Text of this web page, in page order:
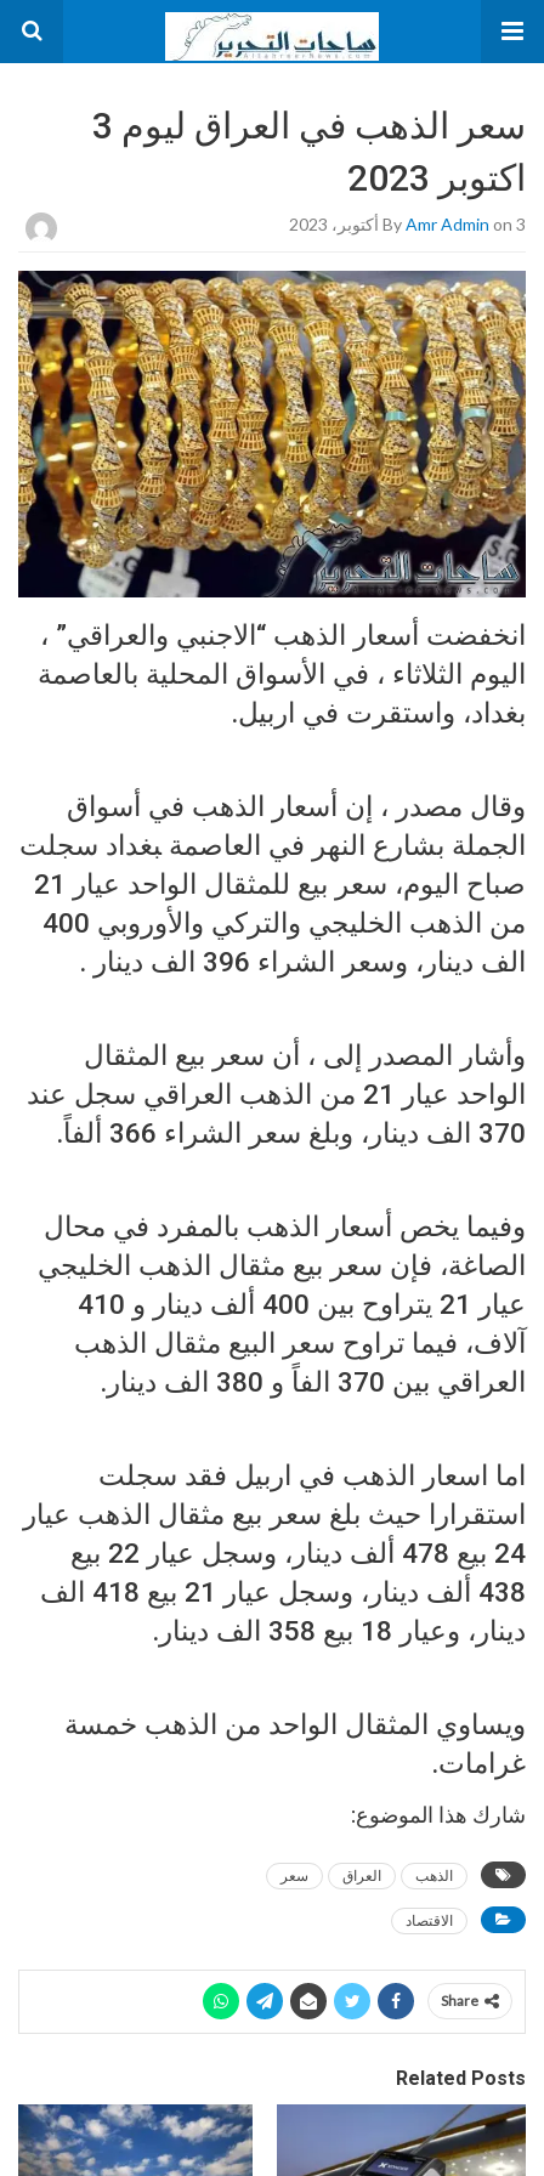
سعر الذهب في العراق ليوم 3
اكتوبر 2023
ByAmr Admin on 3 أكتوبر، 2023
انخفضت أسعار الذهب “الاجنبي والعراقي” ،
اليوم الثلاثاء ، في الأسواق المحلية بالعاصمة
بغداد، واستقرت في اربيل.
وقال مصدر ، إن أسعار الذهب في أسواق
الجملة ب‍‍‍شارع النهر في العاصمة ‍‍بغداد سجلت
صباح اليوم، سعر بيع للمثقال الواحد عيار 21
من الذهب الخليجي والتركي والأوروبي 400
الف دينار، وسعر الشراء 396 الف دينار .
وأشار المصدر إلى ، أن سعر بيع المثقال
الواحد عيار 21 من الذهب العراقي سجل عند
370 الف دينار، وبلغ سعر الشراء 366 ألفاً.
وفيما يخص أسعار الذهب بالمفرد في محال
الصاغة، فإن سعر بيع مثقال الذهب الخليجي
عيار 21 يتراوح بين 400 ألف دينار و 410
آلاف، فيما تراوح سعر البيع مثقال الذهب
العراقي بين 370 الفاً و 380 الف دينار.
اما اسعار الذهب في اربيل فقد سجلت
استقرارا حيث بلغ سعر بيع مثقال الذهب عيار
24 بيع 478 ألف دينار، وسجل عيار 22 بيع
438 ألف دينار، وسجل عيار 21 بيع 418 الف
دينار، وعيار 18 بيع 358 الف دينار.
ويساوي المثقال الواحد من الذهب خمسة
غرامات.
شارك هذا الموضوع:
الذهب العراق سعر
الاقتصاد
Share
Related Posts